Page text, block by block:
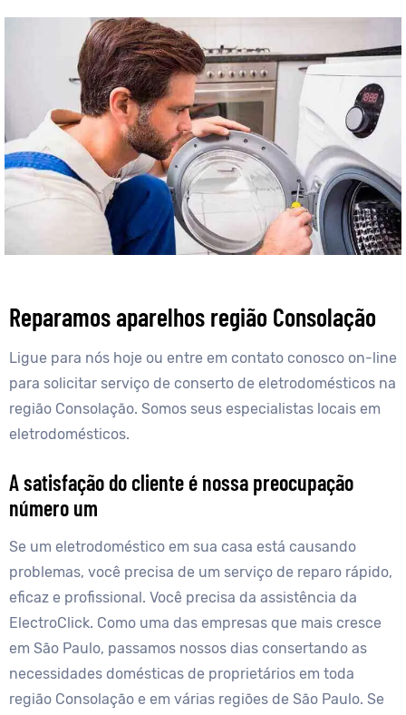
Reparamos aparelhos região Consolação
Ligue para nós hoje ou entre em contato conosco on-line
para solicitar serviço de conserto de eletrodomésticos na
região Consolação. Somos seus especialistas locais em
eletrodomésticos.
A satisfação do cliente é nossa preocupação
número um
Se um eletrodoméstico em sua casa está causando
problemas, você precisa de um serviço de reparo rápido,
eficaz e profissional. Você precisa da assistência da
ElectroClick. Como uma das empresas que mais cresce
em São Paulo, passamos nossos dias consertando as
necessidades domésticas de proprietários em toda
região Consolação e em várias regiões de São Paulo. Se